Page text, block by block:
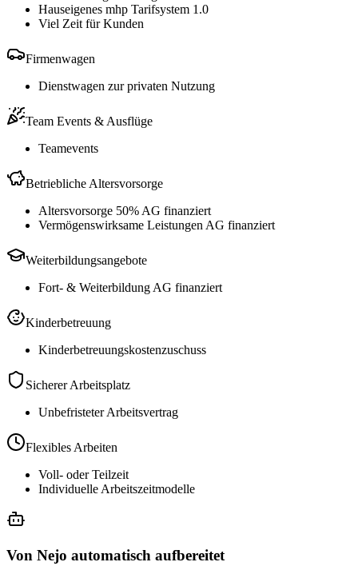
Hauseigenes mhp Tarifsystem 1.0
Viel Zeit für Kunden
Firmenwagen
Dienstwagen zur privaten Nutzung
Team Events & Ausflüge
Teamevents
Betriebliche Altersvorsorge
Altersvorsorge 50% AG finanziert
Vermögenswirksame Leistungen AG finanziert
Weiterbildungsangebote
Fort- & Weiterbildung AG finanziert
Kinderbetreuung
Kinderbetreuungskostenzuschuss
Sicherer Arbeitsplatz
Unbefristeter Arbeitsvertrag
Flexibles Arbeiten
Voll- oder Teilzeit
Individuelle Arbeitszeitmodelle
Von Nejo automatisch aufbereitet